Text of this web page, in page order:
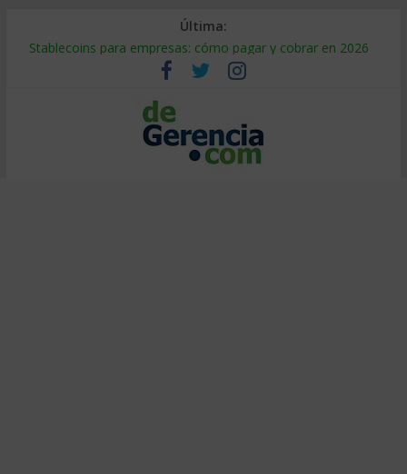
Última:
Mercado hispano de EE. UU.: cómo segmentarlo y venderle
Stablecoins para empresas: cómo pagar y cobrar en 2026
Despido silencioso: qué es y por qué sale tan caro
IA en selección de personal: cómo auditarla a tiempo
Trabajo forzoso en la cadena de suministro: qué hacer